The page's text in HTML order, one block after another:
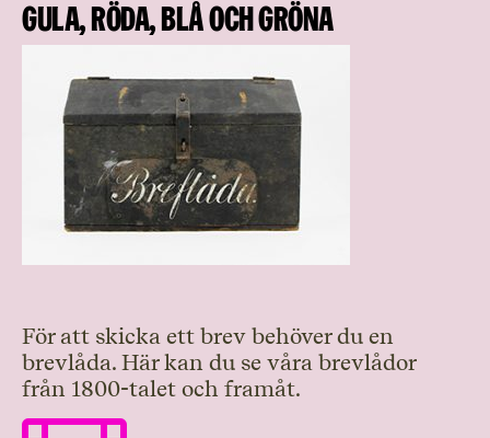
Gula, röda, blå och gröna
För att skicka ett brev behöver du en
brevlåda. Här kan du se våra brevlådor
från 1800-talet och framåt.